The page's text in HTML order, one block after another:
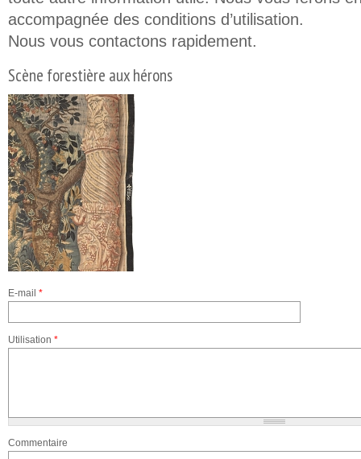
accompagnée des conditions d’utilisation.
Nous vous contactons rapidement.
Scène forestière aux hérons
E-mail *
Utilisation *
Commentaire